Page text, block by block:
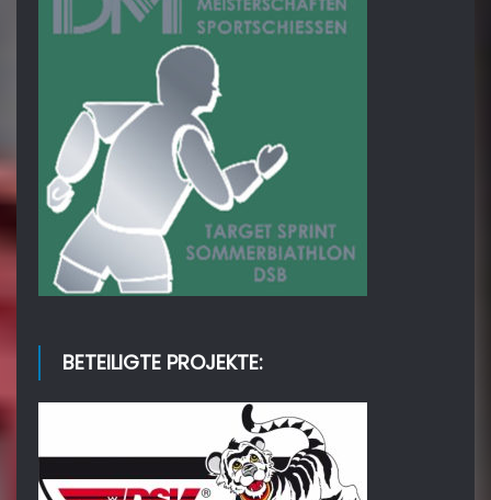
BETEILIGTE PROJEKTE: